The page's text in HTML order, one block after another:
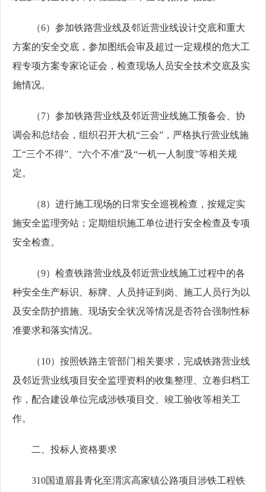
（6）参加铁路营业线及邻近营业线设计交底和重大
方案的安全交底，参加图纸会审及超过一定规模的危大工
程专项方案专家论证会，检查现场人员安全技术交底及实
施情况。
（7）参加铁路营业线及邻近营业线施工预备会、协
调会和总结会，组织召开大机“三会”，严格执行营业线施
工“三个不得”、“六个不准”及“一机一人制度”等相关规
定。
（8）进行施工现场的日常安全巡视检查，按规定实
施安全监理旁站；定期组织施工单位进行安全检查及专项
安全检查。
（9）检查铁路营业线及邻近营业线施工过程中的各
种安全生产标识、标牌、人员持证到岗、施工人员行为以
及安全防护措施、现场安全状况等情况是否符合强制性标
准要求和落实情况。
（10）按照铁路主管部门相关要求，完成铁路营业线
及邻近营业线项目安全监理资料的收集整理、立卷归档工
作，配合建设单位完成涉铁项目交、竣工验收等相关工
作。
二、投标人资格要求
310国道眉县青化至渭滨高家镇公路项目涉铁工程铁